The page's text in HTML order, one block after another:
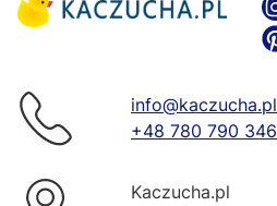
info@kaczucha.pl
+48 780 790 346
Kaczucha.pl